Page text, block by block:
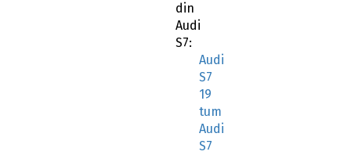
din
Audi
S7:
Audi
S7
19
tum
Audi
S7